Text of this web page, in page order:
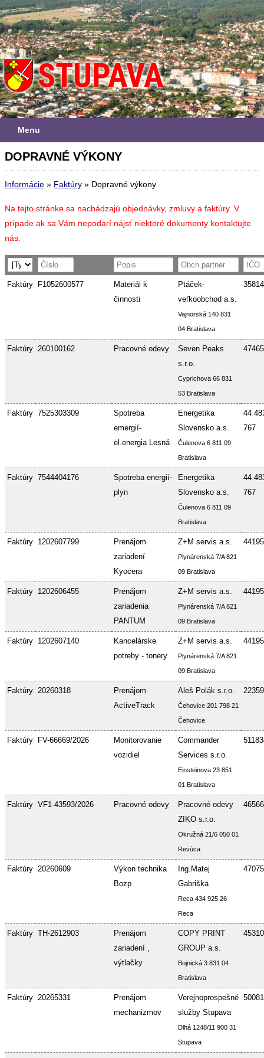
Menu
DOPRAVNÉ VÝKONY
Informácie » Faktúry » Dopravné výkony
Na tejto stránke sa nachádzajú objednávky, zmluvy a faktúry. V
prípade ak sa Vám nepodarí nájsť niektoré dokumenty kontaktujte
nás.
Faktúry F1052600577
Materiál k
činnosti
Ptáček-
veľkoobchod a.s.
Vajnorská 140 831
04 Bratislava
Faktúry 260100162 Pracovné odevy
Seven Peaks
s.r.o.
Cyprichova 66 831
53 Bratislava
Faktúry 7525303309
Spotreba
emergií-
el.energia Lesná
Energetika
Slovensko a.s.
Čulenova 6 811 09
Bratislava
44
767
Faktúry 7544404176
Spotreba energií-
plyn
Energetika
Slovensko a.s.
Čulenova 6 811 09
Bratislava
44
767
Faktúry 1202607799
Prenájom
zariadení
Kyocera
Z+M servis a.s.
Plynárenská 7/A 821
09 Bratislava
Faktúry 1202606455
Prenájom
zariadenia
PANTUM
Z+M servis a.s.
Plynárenská 7/A 821
09 Bratislava
Faktúry 1202607140
Kancelárske
potreby - tonery
Z+M servis a.s.
Plynárenská 7/A 821
09 Bratislava
Faktúry 20260318
Prenájom
ActiveTrack
Aleš Polák s.r.o.
Čehovice 201 798 21
Čehovice
Faktúry FV-66669/2026
Monitorovanie
vozidiel
Commander
Services s.r.o.
Einsteinova 23 851
01 Bratislava
Faktúry VF1-43593/2026 Pracovné odevy
Pracovné odevy
ZIKO s.r.o.
Okružná 21/6 050 01
Revúca
Faktúry 20260609
Výkon technika
Bozp
Ing.Matej
Gabriška
Reca 434 925 26
Reca
Faktúry TH-2612903
Prenájom
zariadení ,
výtlačky
COPY PRINT
GROUP a.s.
Bojnická 3 831 04
Bratislava
Faktúry 20265331
Prenájom
mechanizmov
Verejnoprospešné
služby Stupava
Dlhá 1248/11 900 31
Stupava